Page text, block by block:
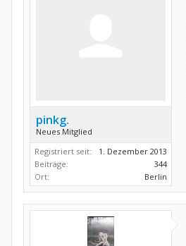
pinkg.
Neues Mitglied
Registriert seit:
1. Dezember 2013
Beiträge:
344
Ort:
Berlin